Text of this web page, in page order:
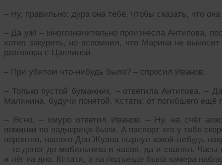
– Ну, правильно: дура она тебе, чтобы сказать, что
– Да уж! – многозначительно произнесла Антипова,
хотел закурить, но вспомнил, что Марина не
разговора с Цаплиной.
– При убитом что-нибудь было? – спросил Иванов.
– Только пустой бумажник, – ответила Антипова. –
Малинина, будучи понятой. Кстати: от погибшего ещё
– Ясно, – хмуро ответил Иванов. – Ну, на счёт
поминки по падчерице были. А паспорт его у тебя
вероятно, нашего Дон Жуана пырнул какой-нибудь
– то денег до мобильника и часов, да и свалил. Часы
и лёг на дно. Кстати, а на подъезде была камера